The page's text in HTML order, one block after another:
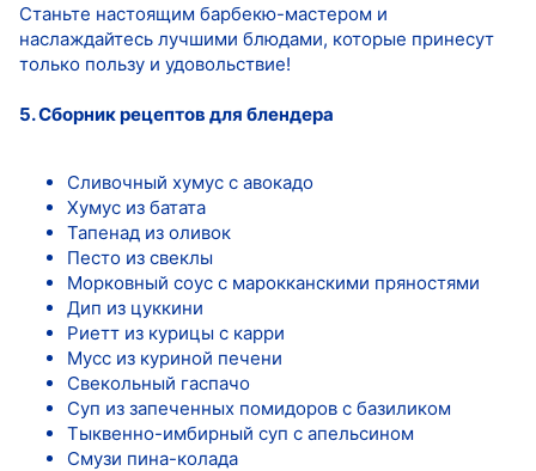
Станьте настоящим барбекю-мастером и
наслаждайтесь лучшими блюдами, которые принесут
только пользу и удовольствие!
5. Сборник рецептов для блендера
Сливочный хумус с авокадо
Хумус из батата
Тапенад из оливок
Песто из свеклы
Морковный соус с марокканскими пряностями
Дип из цуккини
Риетт из курицы с карри
Мусс из куриной печени
Свекольный гаспачо
Суп из запеченных помидоров с базиликом
Тыквенно-имбирный суп с апельсином
Смузи пина-колада